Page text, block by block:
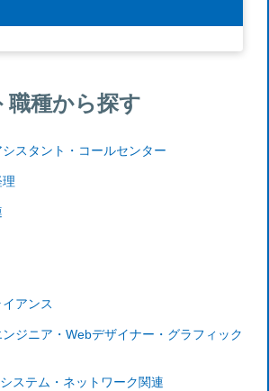
職種から探す
スタント・コールセンター
アンス
ジニア・Webデザイナー・グラフィック
ステム・ネットワーク関連